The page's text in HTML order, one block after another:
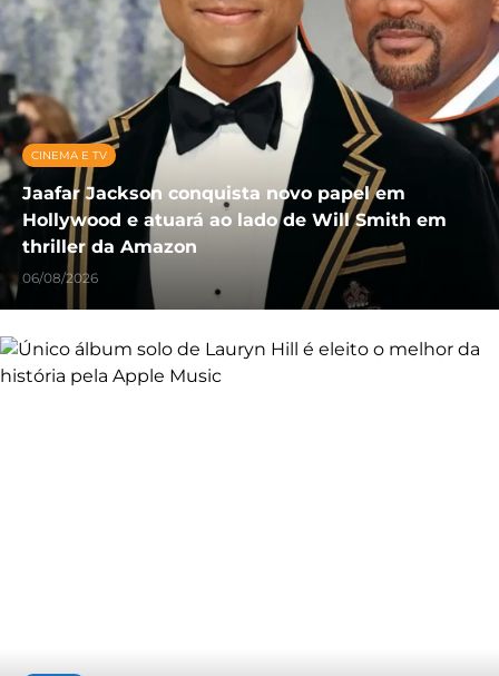
CINEMA E TV
Jaafar Jackson conquista novo papel em
Hollywood e atuará ao lado de Will Smith em
thriller da Amazon
06/08/2026